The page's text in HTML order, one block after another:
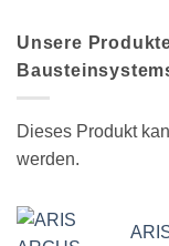
Unsere
Dieses Produkt
werden.